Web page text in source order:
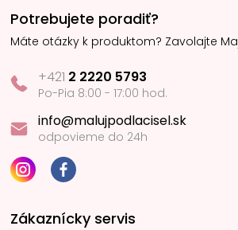
Potrebujete poradiť?
Máte otázky k produktom? Zavolajte
+421 2 2220 5793
Po-Pia 8:00 - 17:00 hod.
info@malujpodlacisel.sk
odpovieme do 24h
Zákaznícky servis